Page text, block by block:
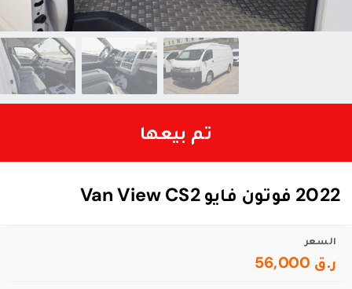
تم بيعها
2022 فوتون فايو Van View CS2
السعر
ر.ق 56,000